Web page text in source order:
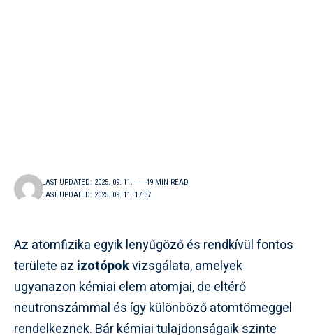
LAST UPDATED: 2025. 09. 11. 17:37
LAST UPDATED: 2025. 09. 11. 49 MIN READ
Az atomfizika egyik lenyűgöző és rendkívül fontos
területe az izotópokvizsgálata, amelyek
ugyanazon kémiai elem atomjai, de eltérő
neutronszámmal és így különböző atomtömeggel
rendelkeznek. Bár kémiai tulajdonságaik szinte